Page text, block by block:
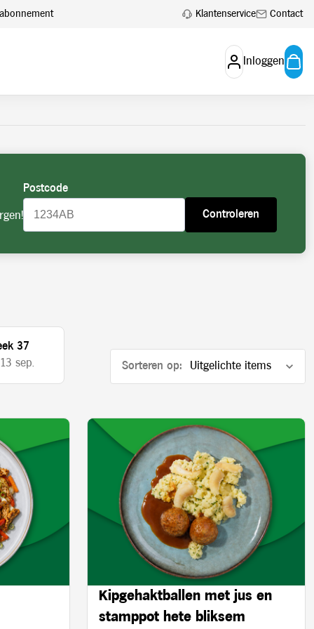
Klantenservice Contact
Inloggen
aan. Account aanvragen
Postcode
Controleren
37
sep.
Sorteren op:
Kipgehaktballen met jus en
stamppot hete bliksem